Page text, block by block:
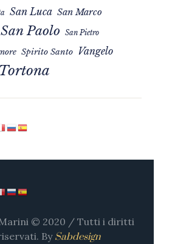
San Luca San Marco
San Paolo San Pietro
Spirito Santo Vangelo
Marini © 2020 / Tutti i diritti
By Sabdesign